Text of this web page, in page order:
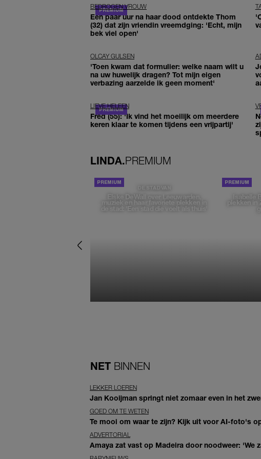
BEDROGEN VROUW
Een paar uur na haar dood ontdekte Thom
(32) dat zijn vriendin vreemdging: 'Echt, mijn
bek viel open'
OLCAY GULSEN
'Toen kwam dat formulier: welke naam wilt u
na uw huwelijk dragen? Tot mijn eigen
verbazing aarzelde ik geen moment'
LIEVE HELEEN
Fred (55): 'Ik vind het moeilijk om meerdere
keren klaar te komen tijdens een vrijpartij'
LINDA.PREMIUM
DE STAD VAN
Elske DeWall over Leeuwarden,
muziek en haar favoriete plekken in
de stad: 'Een stad die voelt als thuis'
Isabelle
plekken in
NET BINNEN
LEKKER LOEREN
Jan Kooijman springt niet zomaar even in het
GOED OM TE WETEN
Te mooi om waar te zijn? Kijk uit voor AI-foto's
ADVERTORIAL
Amaya zat vast op Madeira door noodweer: 'We